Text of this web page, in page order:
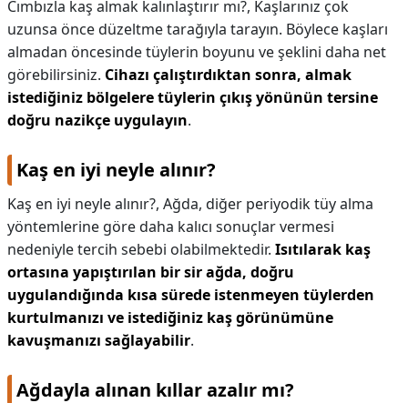
Cımbızla kaş almak kalınlaştırır mı?, Kaşlarınız çok
uzunsa önce düzeltme tarağıyla tarayın. Böylece kaşları
almadan öncesinde tüylerin boyunu ve şeklini daha net
görebilirsiniz. Cihazı çalıştırdıktan sonra, almak
istediğiniz bölgelere tüylerin çıkış yönünün tersine
doğru nazikçe uygulayın.
Kaş en iyi neyle alınır?
Kaş en iyi neyle alınır?, Ağda, diğer periyodik tüy alma
yöntemlerine göre daha kalıcı sonuçlar vermesi
nedeniyle tercih sebebi olabilmektedir. Isıtılarak kaş
ortasına yapıştırılan bir sir ağda, doğru
uygulandığında kısa sürede istenmeyen tüylerden
kurtulmanızı ve istediğiniz kaş görünümüne
kavuşmanızı sağlayabilir.
Ağdayla alınan kıllar azalır mı?